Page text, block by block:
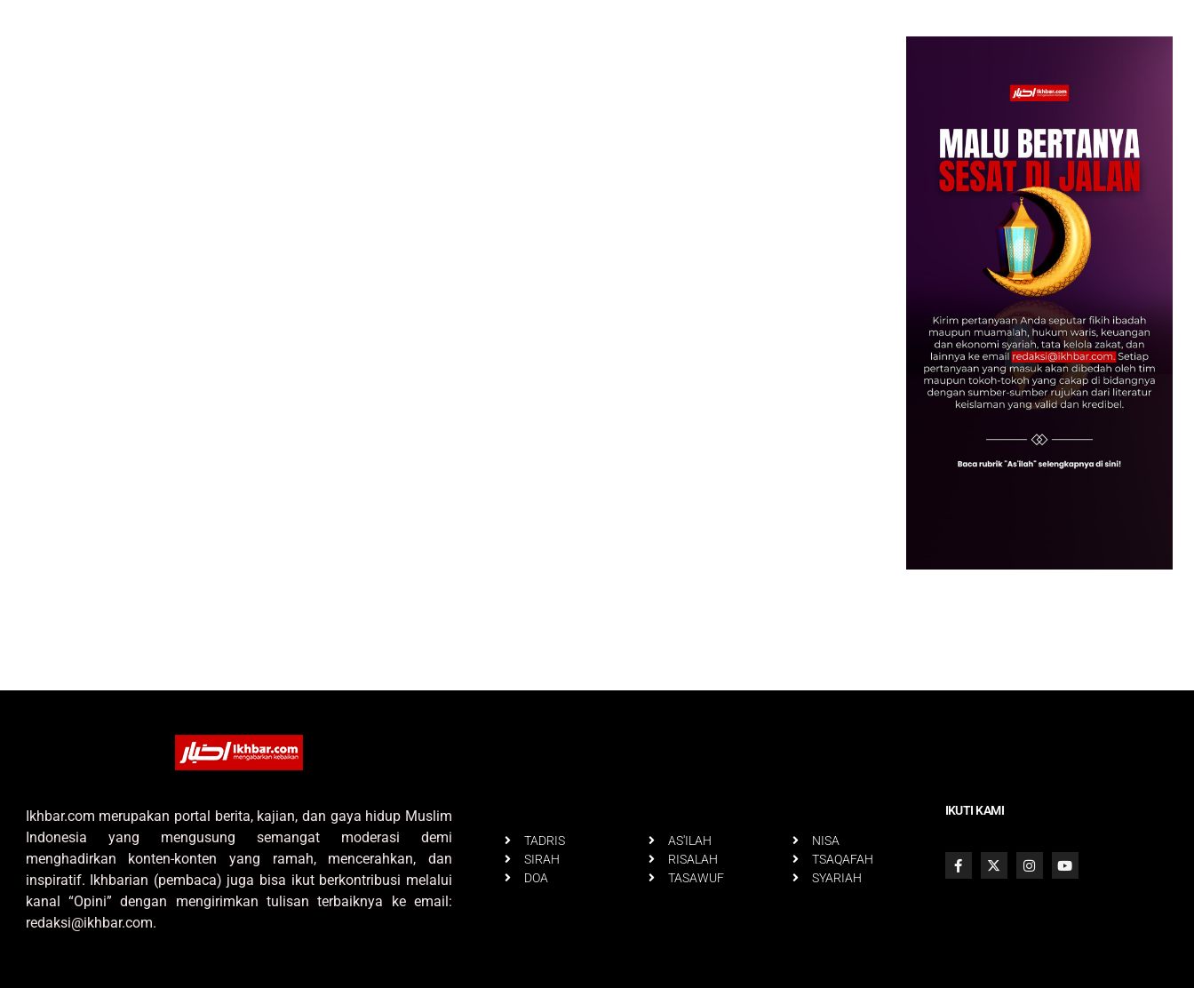
Ikhbar.com merupakan portal berita, kajian, dan gaya hidup Muslim
Indonesia yang mengusung semangat moderasi demi
menghadirkan konten-konten yang ramah, mencerahkan, dan
inspiratif. Ikhbarian (pembaca) juga bisa ikut berkontribusi melalui
kanal “Opini” dengan mengirimkan tulisan terbaiknya ke email:
redaksi@ikhbar.com.
TADRIS
SIRAH
DOA
AS'ILAH
RISALAH
TASAWUF
NISA
TSAQAFAH
SYARIAH
IKUTI KAMI